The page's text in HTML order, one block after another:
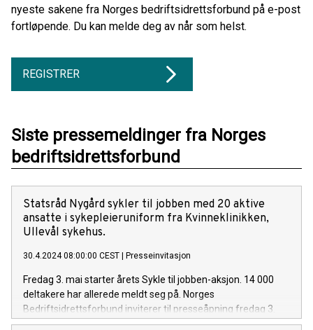
nyeste sakene fra Norges bedriftsidrettsforbund på e-post
fortløpende. Du kan melde deg av når som helst.
REGISTRER
Siste pressemeldinger fra Norges
bedriftsidrettsforbund
Statsråd Nygård sykler til jobben med 20 aktive
ansatte i sykepleieruniform fra Kvinneklinikken,
Ullevål sykehus.
30.4.2024 08:00:00 CEST Presseinvitasjon
Fredag 3. mai starter årets Sykle til jobben-aksjon. 14 000
deltakere har allerede meldt seg på. Norges
Bedriftsidrettsforbund inviterer til presseåpning fredag 3.
mai kl. 08:00 ved Ullevål sykehus. Pressepunktet er ved